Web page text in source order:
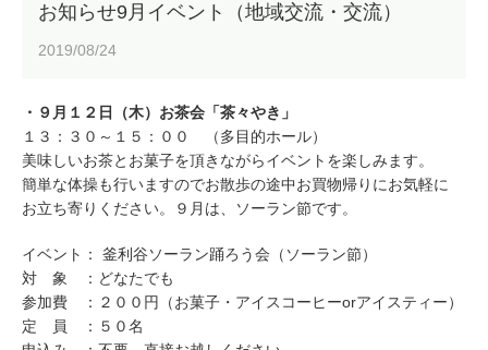
お問い合わせ
社会福祉法人 昴
お知らせ9月イベント（地域交流・交流）
2019/08/24
・９月１２日（木）お茶会「茶々やき」
１３：３０～１５：００ （多目的ホール）
美味しいお茶とお菓子を頂きながらイベントを楽しみます。
簡単な体操も行いますのでお散歩の途中お買物帰りにお気軽に
お立ち寄りください。９月は、ソーラン節です。
イベント： 釜利谷ソーラン踊ろう会（ソーラン節）
対 象 ：どなたでも
参加費 ：２００円（お菓子・アイスコーヒーorアイスティー）
定 員 ：５０名